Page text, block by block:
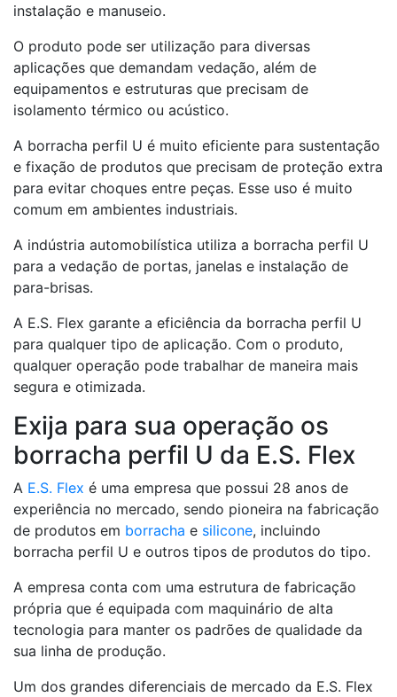
instalação e manuseio.
O produto pode ser utilização para diversas
aplicações que demandam vedação, além de
equipamentos e estruturas que precisam de
isolamento térmico ou acústico.
A borracha perfil U é muito eficiente para sustentação
e fixação de produtos que precisam de proteção extra
para evitar choques entre peças. Esse uso é muito
comum em ambientes industriais.
A indústria automobilística utiliza a borracha perfil U
para a vedação de portas, janelas e instalação de
para-brisas.
A E.S. Flex garante a eficiência da borracha perfil U
para qualquer tipo de aplicação. Com o produto,
qualquer operação pode trabalhar de maneira mais
segura e otimizada.
Exija para sua operação os
borracha perfil U da E.S. Flex
A E.S. Flex é uma empresa que possui 28 anos de
experiência no mercado, sendo pioneira na fabricação
de produtos em borracha e silicone, incluindo
borracha perfil U e outros tipos de produtos do tipo.
A empresa conta com uma estrutura de fabricação
própria que é equipada com maquinário de alta
tecnologia para manter os padrões de qualidade da
sua linha de produção.
Um dos grandes diferenciais de mercado da E.S. Flex